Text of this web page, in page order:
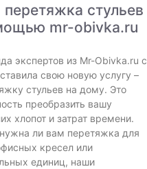
перетяжка стульев
mr-obivka.ru
экспертов из Mr-Obivka.ru с
свою новую услугу –
стульев на дому. Это
преобразить вашу
хлопот и затрат времени.
ли вам перетяжка для
кресел или
единиц, наши